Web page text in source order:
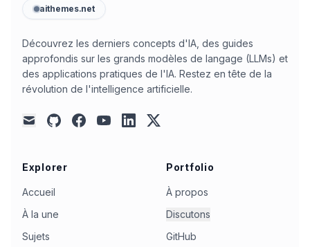
aithemes.net
Découvrez les derniers concepts d'IA, des guides
approfondis sur les grands modèles de langage (LLMs) et
des applications pratiques de l'IA. Restez en tête de la
révolution de l'intelligence artificielle.
mail
githubfacebookyoutubelinkedin
x
Explorer
Accueil
À la une
Sujets
Portfolio
À propos
Discutons
GitHub